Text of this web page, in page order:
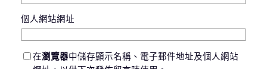
個人網站網址
在瀏覽器中儲存顯示名稱、電子郵件地址及個人網站